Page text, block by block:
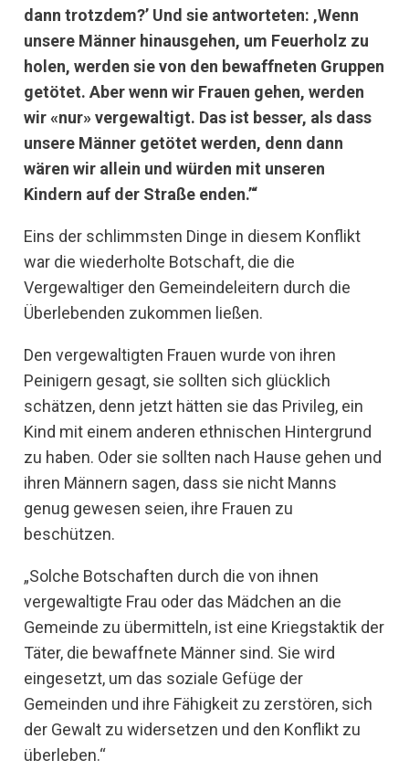
dann trotzdem?’ Und sie antworteten: ‚Wenn
unsere Männer hinausgehen, um Feuerholz zu
holen, werden sie von den bewaffneten Gruppen
getötet. Aber wenn wir Frauen gehen, werden
wir «nur» vergewaltigt. Das ist besser, als dass
unsere Männer getötet werden, denn dann
wären wir allein und würden mit unseren
Kindern auf der Straße enden.’“
Eins der schlimmsten Dinge in diesem Konflikt
war die wiederholte Botschaft, die die
Vergewaltiger den Gemeindeleitern durch die
Überlebenden zukommen ließen.
Den vergewaltigten Frauen wurde von ihren
Peinigern gesagt, sie sollten sich glücklich
schätzen, denn jetzt hätten sie das Privileg, ein
Kind mit einem anderen ethnischen Hintergrund
zu haben. Oder sie sollten nach Hause gehen und
ihren Männern sagen, dass sie nicht Manns
genug gewesen seien, ihre Frauen zu
beschützen.
„Solche Botschaften durch die von ihnen
vergewaltigte Frau oder das Mädchen an die
Gemeinde zu übermitteln, ist eine Kriegstaktik der
Täter, die bewaffnete Männer sind. Sie wird
eingesetzt, um das soziale Gefüge der
Gemeinden und ihre Fähigkeit zu zerstören, sich
der Gewalt zu widersetzen und den Konflikt zu
überleben.“